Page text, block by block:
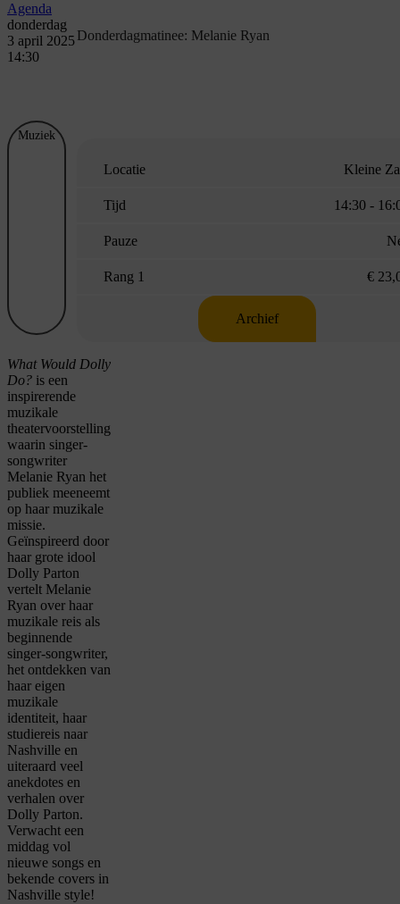
Agenda
donderdag
3 april 2025
14:30
Donderdagmatinee: Melanie Ryan
Muziek
Locatie Kleine
Tijd 14:30 -
Pauze
Rang 1 €
Archief
What Would Dolly
Do? is een
inspirerende
muzikale
theatervoorstelling
waarin singer-
songwriter
Melanie Ryan het
publiek meeneemt
op haar muzikale
missie.
Geïnspireerd door
haar grote idool
Dolly Parton
vertelt Melanie
Ryan over haar
muzikale reis als
beginnende
singer-songwriter,
het ontdekken van
haar eigen
muzikale
identiteit, haar
studiereis naar
Nashville en
uiteraard veel
anekdotes en
verhalen over
Dolly Parton.
Verwacht een
middag vol
nieuwe songs en
bekende covers in
Nashville style!